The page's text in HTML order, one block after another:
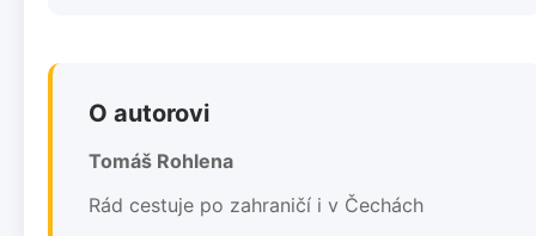
O autorovi
Tomáš Rohlena
Rád cestuje po zahraničí i v Čechách